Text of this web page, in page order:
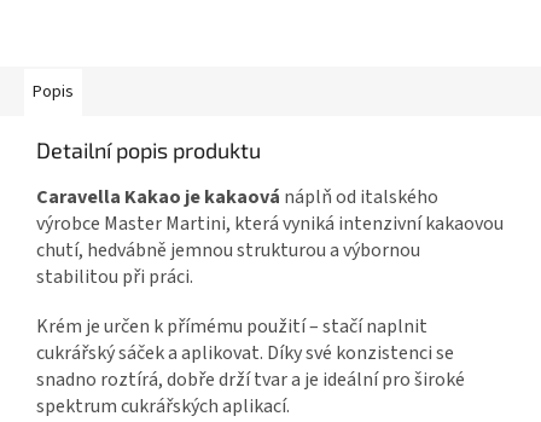
Popis
Detailní popis produktu
Caravella Kakao je kakaová náplň od italského
výrobce Master Martini, která vyniká intenzivní kakaovou
chutí, hedvábně jemnou strukturou a výbornou
stabilitou při práci.
Krém je určen k přímému použití – stačí naplnit
cukrářský sáček a aplikovat. Díky své konzistenci se
snadno roztírá, dobře drží tvar a je ideální pro široké
spektrum cukrářských aplikací.